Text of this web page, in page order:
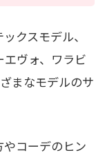
クスモデル、
ヴォ、ワラビ
まなモデルのサ
コーデのヒン